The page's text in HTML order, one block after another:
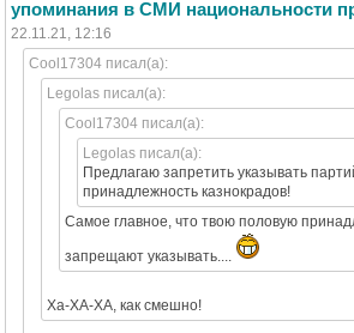
упоминания в СМИ национальности
22.11.21, 12:16
Cool17304 писал(а):
Legolas писал(а):
Cool17304 писал(а):
Legolas писал(а):
Предлагаю запретить указывать
принадлежность казнокрадов!
Самое главное, что твою половую
запрещают указывать....
Ха-ХА-ХА, как смешно!